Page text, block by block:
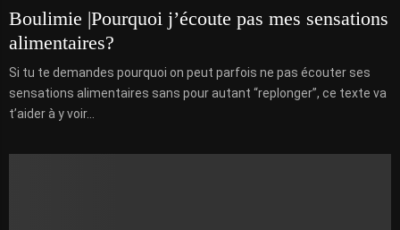
Boulimie |Pourquoi j’écoute pas mes sensations
alimentaires?
Si tu te demandes pourquoi on peut parfois ne pas écouter ses
sensations alimentaires sans pour autant “replonger”, ce texte va
t’aider à y voir...